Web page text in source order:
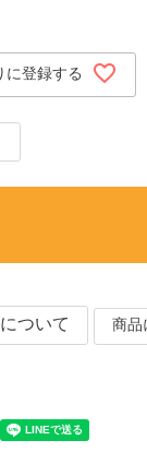
に登録する
ついて 商品